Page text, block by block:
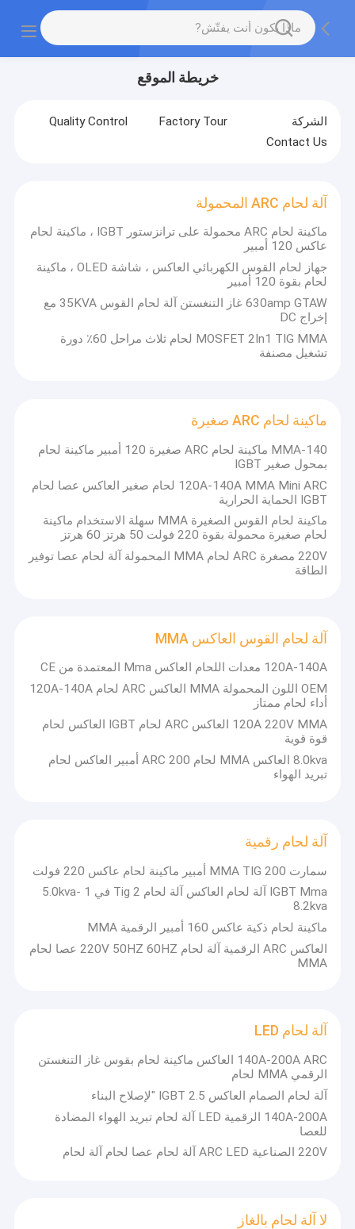
خريطة الموقع
الشركة Factory Tour
Quality Control
Contact Us
آلة لحام ARC المحمولة
ماكينة لحام ARC محمولة على ترانزستور IGBT ، ماكينة لحام
عاكس 120 أمبير
جهاز لحام القوس الكهربائي العاكس ، شاشة OLED ، ماكينة
لحام بقوة 120 أمبير
630amp GTAW غاز التنغستن آلة لحام القوس 35KVA مع
إخراج DC
MOSFET 2In1 TIG MMA لحام ثلاث مراحل 60٪ دورة
تشغيل مصنفة
ماكينة لحام ARC صغيرة
MMA-140 ماكينة لحام ARC صغيرة 120 أمبير ماكينة لحام
بمحول صغير IGBT
120A-140A MMA Mini ARC لحام صغير العاكس عصا لحام
IGBT الحماية الحرارية
ماكينة لحام القوس الصغيرة MMA سهلة الاستخدام ماكينة
لحام صغيرة محمولة بقوة 220 فولت 50 هرتز 60 هرتز
220V مصغرة ARC لحام MMA المحمولة آلة لحام عصا توفير
الطاقة
آلة لحام القوس العاكس MMA
120A-140A معدات اللحام العاكس Mma المعتمدة من CE
OEM اللون المحمولة MMA العاكس ARC لحام 120A-140A
أداء لحام ممتاز
120A 220V MMA العاكس ARC لحام IGBT العاكس لحام
قوة قوية
8.0kva العاكس MMA لحام ARC 200 أمبير العاكس لحام
تبريد الهواء
آلة لحام رقمية
سمارت MMA TIG 200 أمبير ماكينة لحام عاكس 220 فولت
IGBT Mma آلة لحام العاكس آلة لحام Tig 2 في 1 5.0kva-
8.2kva
ماكينة لحام ذكية عاكس 160 أمبير الرقمية MMA
العاكس ARC الرقمية آلة لحام 220V 50HZ 60HZ عصا لحام
MMA
آلة لحام LED
140A-200A ARC العاكس ماكينة لحام بقوس غاز التنغستن
الرقمي MMA لحام
آلة لحام الصمام العاكس IGBT 2.5 "لإصلاح البناء
140A-200A الرقمية LED آلة لحام تبريد الهواء المضادة
للعصا
220V الصناعية ARC LED آلة لحام عصا لحام آلة لحام
لا آلة لحام بالغاز